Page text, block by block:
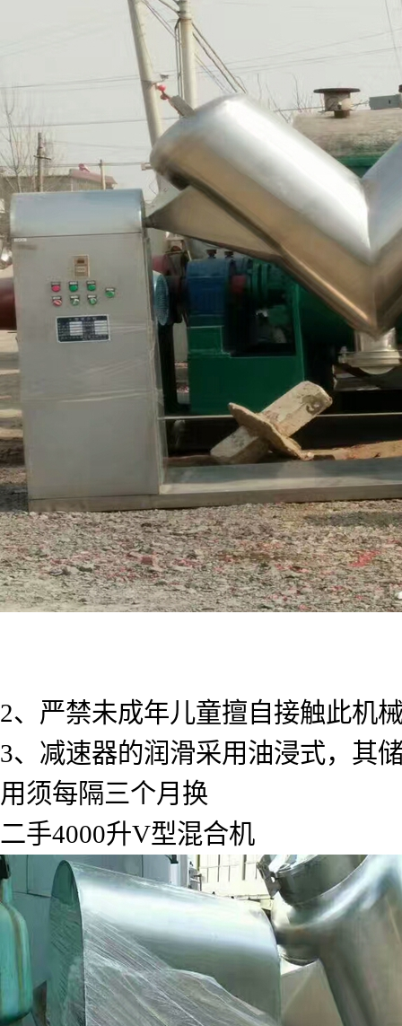
2、严禁未成年儿童擅自接触此机
3、减速器的润滑采用油浸式，其
用须每隔三个月换
二手4000升V型混合机